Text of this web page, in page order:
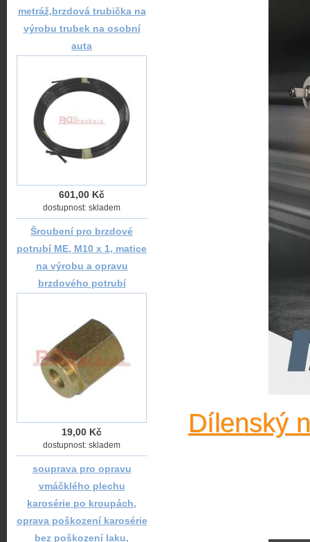
Dílenský
metráž,brzdová trubička na
výrobu trubek na osobní
auta
601,00 Kč
dostupnost: skladem
Šroubení pro brzdové
potrubí ME, M10 x 1, matice
na výrobu a opravu
brzdového potrubí
19,00 Kč
dostupnost: skladem
souprava pro opravu
vmáčklého plechu
karosérie po kroupách,
oprava poškození karosérie
bez poškození laku,